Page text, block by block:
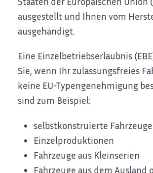
ausgestellt und Ihnen vom
ausgehändigt.
Eine Einzelbetriebserlaubnis
Sie, wenn Ihr zulassungsfreies
keine EU-Typengenehmigung
sind zum Beispiel:
selbstkonstruierte Fahrzeuge
Einzelproduktionen
Fahrzeuge aus Kleinserien
Fahrzeuge aus dem Ausland